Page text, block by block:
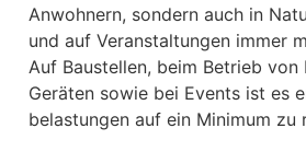
Anwohnern, sondern auch in
und auf Veranstaltungen immer
Auf Baustellen, beim Betrieb von
Geräten sowie bei Events ist es
belastungen auf ein Minimum zu